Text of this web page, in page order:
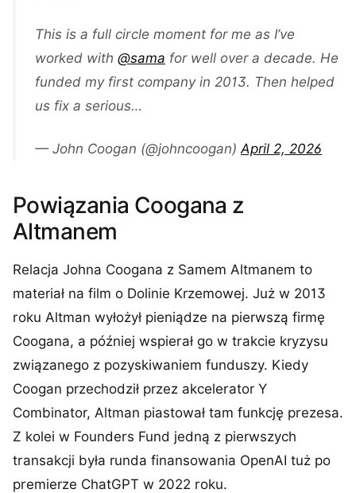
This is a full circle moment for me as I’ve
worked with @sama for well over a decade. He
funded my first company in 2013. Then helped
us fix a serious…
— John Coogan (@johncoogan)April 2, 2026
Powiązania Coogana z
Altmanem
Relacja Johna Coogana z Samem Altmanem to
materiał na film o Dolinie Krzemowej. Już w 2013
roku Altman wyłożył pieniądze na pierwszą firmę
Coogana, a później wspierał go w trakcie kryzysu
związanego z pozyskiwaniem funduszy. Kiedy
Coogan przechodził przez akcelerator Y
Combinator, Altman piastował tam funkcję prezesa.
Z kolei w Founders Fund jedną z pierwszych
transakcji była runda finansowania OpenAI tuż po
premierze ChatGPT w 2022 roku.